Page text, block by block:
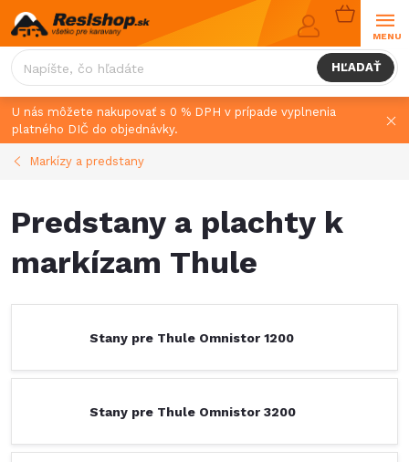
Prejsť
na
obsah
HĽADAŤ
KOŠÍK
U nás môžete nakupovať s 0 % DPH v prípade vyplnenia
platného DIČ do objednávky.
Markízy a predstany
Predstany a plachty k
markízam Thule
Stany pre Thule Omnistor 1200
Stany pre Thule Omnistor 3200